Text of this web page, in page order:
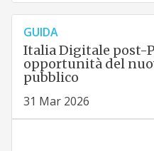
GUIDA
Italia Digitale post-
opportunità del
pubblico
31 Mar 2026